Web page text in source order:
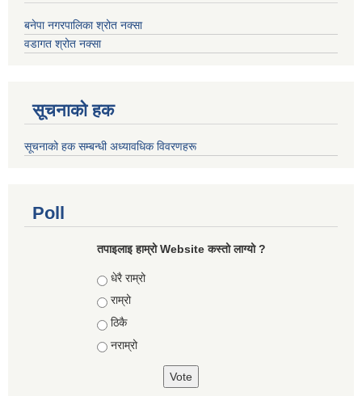
बनेपा नगरपालिका श्रोत नक्सा
वडागत श्रोत नक्सा
सूचनाको हक
सूचनाको हक सम्बन्धी अध्यावधिक विवरणहरू
Poll
तपाइलाइ हाम्रो Website कस्तो लाग्यो ?
Choices
धेरै राम्रो
राम्रो
ठिकै
नराम्रो